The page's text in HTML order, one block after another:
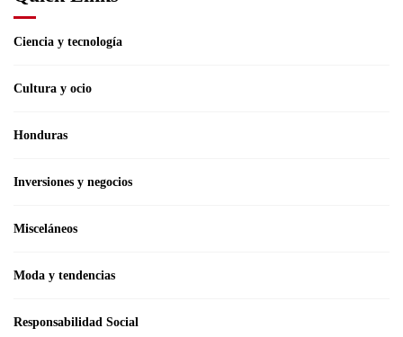
Ciencia y tecnología
Cultura y ocio
Honduras
Inversiones y negocios
Misceláneos
Moda y tendencias
Responsabilidad Social